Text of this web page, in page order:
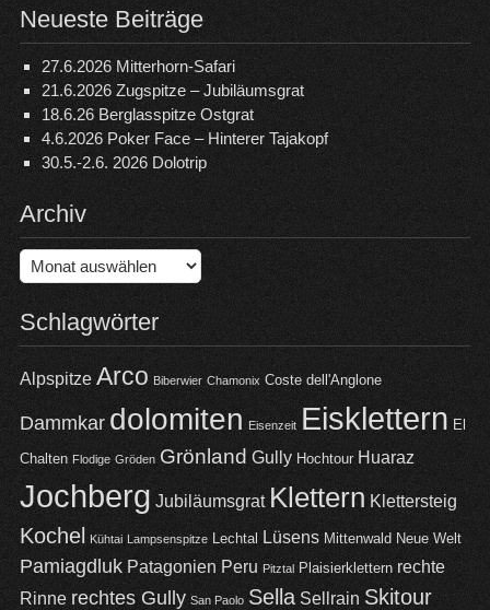
Neueste Beiträge
27.6.2026 Mitterhorn-Safari
21.6.2026 Zugspitze – Jubiläumsgrat
18.6.26 Berglasspitze Ostgrat
4.6.2026 Poker Face – Hinterer Tajakopf
30.5.-2.6. 2026 Dolotrip
Archiv
Archiv
Schlagwörter
Alpspitze Arco Biberwier Chamonix Coste dell'Anglone
Dammkar dolomiten Eisenzeit Eisklettern El
Chalten Flodige Gröden Grönland Gully Hochtour Huaraz
Jochberg Jubiläumsgrat Klettern Klettersteig
Kochel Kühtai Lampsenspitze Lechtal Lüsens Mittenwald Neue Welt
Pamiagdluk Patagonien Peru Pitztal Plaisierklettern rechte
Rinne rechtes Gully San Paolo Sella Sellrain Skitour